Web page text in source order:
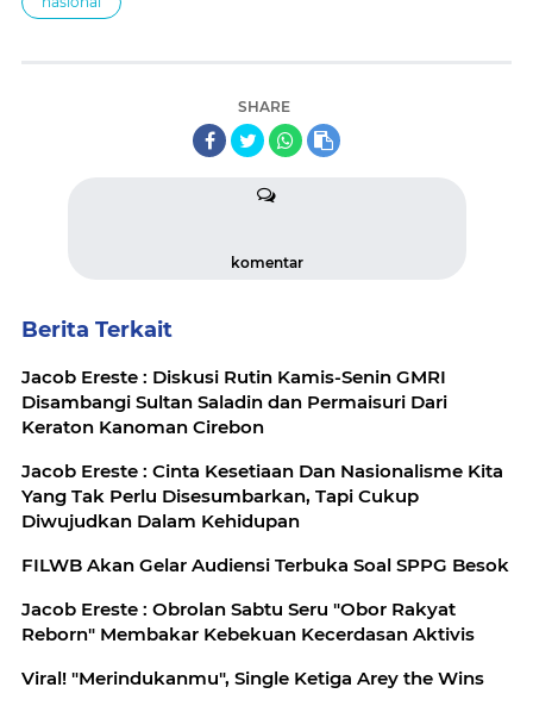
SHARE
komentar
Berita Terkait
Jacob Ereste : Diskusi Rutin Kamis-Senin GMRI
Disambangi Sultan Saladin dan Permaisuri Dari
Keraton Kanoman Cirebon
Jacob Ereste : Cinta Kesetiaan Dan Nasionalisme Kita
Yang Tak Perlu Disesumbarkan, Tapi Cukup
Diwujudkan Dalam Kehidupan
FILWB Akan Gelar Audiensi Terbuka Soal SPPG Besok
Jacob Ereste : Obrolan Sabtu Seru "Obor Rakyat
Reborn" Membakar Kebekuan Kecerdasan Aktivis
Viral! "Merindukanmu", Single Ketiga Arey the Wins